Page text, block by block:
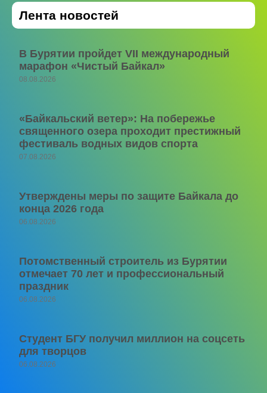
Лента новостей
В Бурятии пройдет VII международный
марафон «Чистый Байкал»
08.08.2026
«Байкальский ветер»: На побережье
священного озера проходит престижный
фестиваль водных видов спорта
07.08.2026
Утверждены меры по защите Байкала до
конца 2026 года
06.08.2026
Потомственный строитель из Бурятии
отмечает 70 лет и профессиональный
праздник
06.08.2026
Студент БГУ получил миллион на соцсеть
для творцов
06.08.2026